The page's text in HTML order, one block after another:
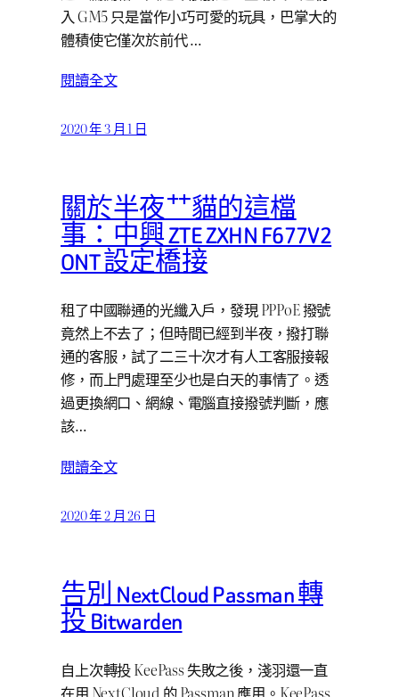
入 GM5 只是當作小巧可愛的玩具，巴掌大的
體積使它僅次於前代 …
閱讀全文
2020 年 3 月 1 日
關於半夜艹貓的這檔
事：中興 ZTE ZXHN F677V2
ONT 設定橋接
租了中國聯通的光纖入戶，發現 PPPoE 撥號
竟然上不去了；但時間已經到半夜，撥打聯
通的客服，試了二三十次才有人工客服接報
修，而上門處理至少也是白天的事情了。透
過更換網口、網線、電腦直接撥號判斷，應
該…
閱讀全文
2020 年 2 月 26 日
告別 NextCloud Passman 轉
投 Bitwarden
自上次轉投 KeePass 失敗之後，淺羽還一直
在用 NextCloud 的 Passman 應用。KeePass